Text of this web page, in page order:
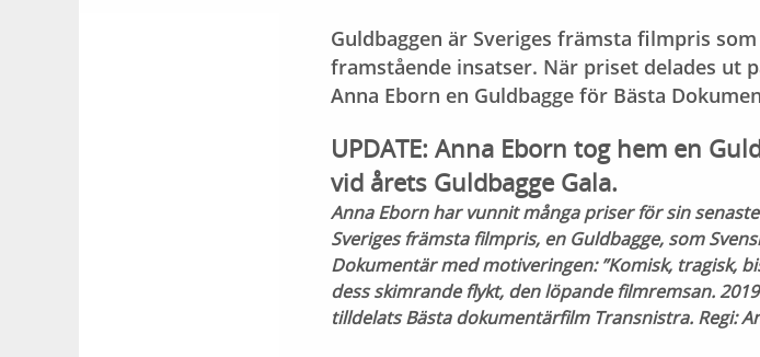
Guldbaggen är Sveriges främsta filmpris
framstående insatser. När priset delades ut
Anna Eborn en Guldbagge för Bästa
UPDATE: Anna Eborn tog hem en
vid årets Guldbagge Gala.
Anna Eborn har vunnit många priser för sin
Sveriges främsta filmpris, en Guldbagge, som
Dokumentär med motiveringen: ”Komisk, tragisk,
dess skimrande flykt, den löpande filmremsan.
tilldelats Bästa dokumentärfilm Transnistra. Regi: